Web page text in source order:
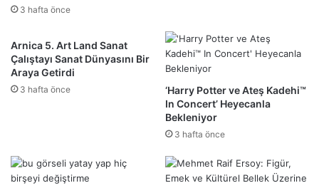
3 hafta önce
Arnica 5. Art Land Sanat
Çalıştayı Sanat Dünyasını Bir
Araya Getirdi
3 hafta önce
‘Harry Potter ve Ateş Kadehi™
In Concert’ Heyecanla
Bekleniyor
3 hafta önce